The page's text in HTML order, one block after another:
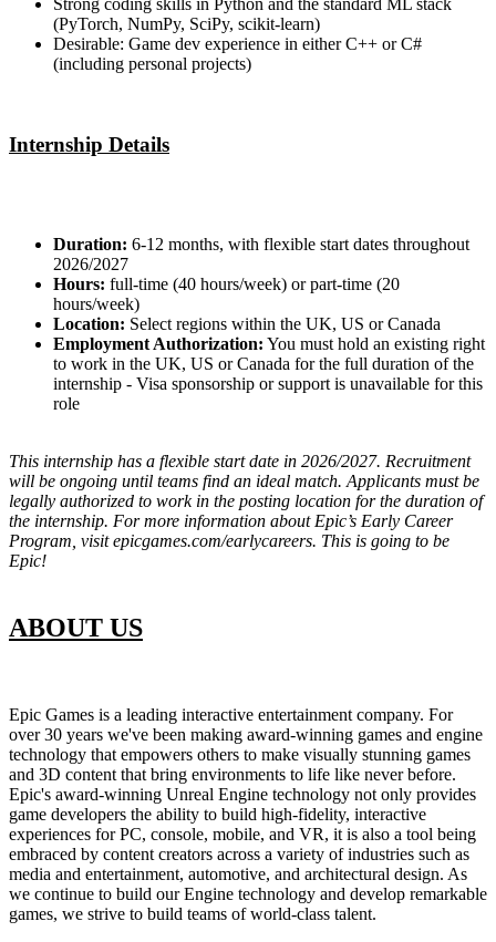
Strong coding skills in Python and the standard ML stack
(PyTorch, NumPy, SciPy, scikit-learn)
Desirable: Game dev experience in either C++ or C#
(including personal projects)
Internship Details
Duration: 6-12 months, with flexible start dates throughout
2026/2027
Hours: full-time (40 hours/week) or part-time (20
hours/week)
Location: Select regions within the UK, US or Canada
Employment Authorization: You must hold an existing right
to work in the UK, US or Canada for the full duration of the
internship - Visa sponsorship or support is unavailable for this
role
This internship has a flexible start date in 2026/2027. Recruitment
will be ongoing until teams find an ideal match. Applicants must be
legally authorized to work in the posting location for the duration of
the internship. For more information about Epic’s Early Career
Program, visit epicgames.com/earlycareers. This is going to be
Epic!
ABOUT US
Epic Games is a leading interactive entertainment company. For
over 30 years we've been making award-winning games and engine
technology that empowers others to make visually stunning games
and 3D content that bring environments to life like never before.
Epic's award-winning Unreal Engine technology not only provides
game developers the ability to build high-fidelity, interactive
experiences for PC, console, mobile, and VR, it is also a tool being
embraced by content creators across a variety of industries such as
media and entertainment, automotive, and architectural design. As
we continue to build our Engine technology and develop remarkable
games, we strive to build teams of world-class talent.